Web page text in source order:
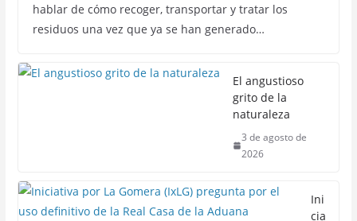
hablar de cómo recoger, transportar y tratar los
residuos una vez que ya se han generado…
El angustioso
grito de la
naturaleza
3 de agosto de
2026
Ini
cia